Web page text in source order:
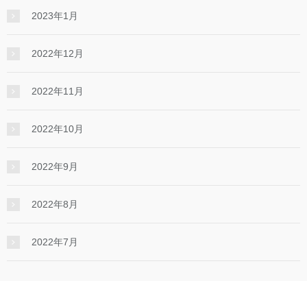
2023年1月
2022年12月
2022年11月
2022年10月
2022年9月
2022年8月
2022年7月